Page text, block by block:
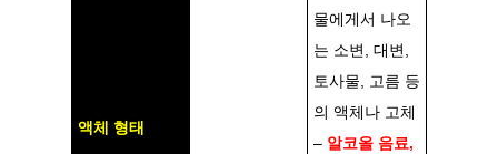
액체 형태
물에게서 나오
는 소변, 대변,
토사물, 고름 등
의 액체나 고체
– 알코올 음료,